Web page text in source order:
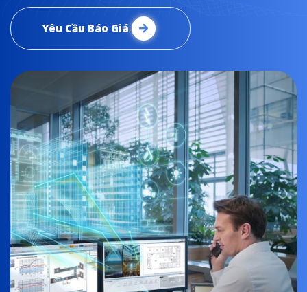
Yêu Cầu Báo Giá